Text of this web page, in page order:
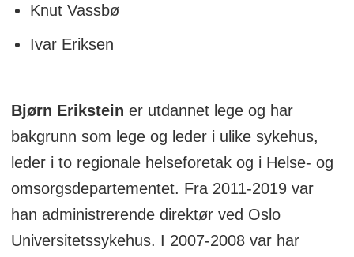
Knut Vassbø
Ivar Eriksen
Bjørn Erikstein er utdannet lege og har
bakgrunn som lege og leder i ulike sykehus,
leder i to regionale helseforetak og i Helse- og
omsorgsdepartementet. Fra 2011-2019 var
han administrerende direktør ved Oslo
Universitetssykehus. I 2007-2008 var har